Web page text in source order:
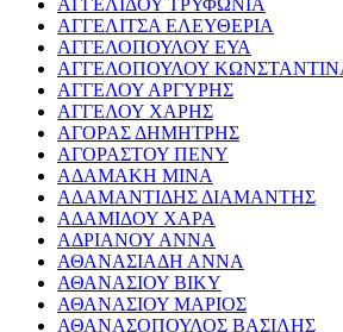
ΑΓΓΕΛΙΔΟΥ ΤΡΥΦΩΝΙΑ
ΑΓΓΕΛΙΤΣΑ ΕΛΕΥΘΕΡΙΑ
ΑΓΓΕΛΟΠΟΥΛΟΥ ΕΥΑ
ΑΓΓΕΛΟΠΟΥΛΟΥ
ΑΓΓΕΛΟΥ ΑΡΓΥΡΗΣ
ΑΓΓΕΛΟΥ ΧΑΡΗΣ
ΑΓΟΡΑΣ ΔΗΜΗΤΡΗΣ
ΑΓΟΡΑΣΤΟΥ ΠΕΝΥ
ΑΔΑΜΑΚΗ ΜΙΝΑ
ΑΔΑΜΑΝΤΙΔΗΣ ΔΙΑΜΑΝΤΗΣ
ΑΔΑΜΙΔΟΥ ΧΑΡΑ
ΑΔΡΙΑΝΟΥ ΑΝΝΑ
ΑΘΑΝΑΣΙΑΔΗ ΑΝΝΑ
ΑΘΑΝΑΣΙΟΥ ΒΙΚΥ
ΑΘΑΝΑΣΙΟΥ ΜΑΡΙΟΣ
ΑΘΑΝΑΣΟΠΟΥΛΟΣ ΒΑΣΙΛΗΣ